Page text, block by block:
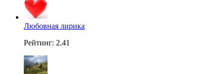
Любовная лирика
Рейтинг: 2.41